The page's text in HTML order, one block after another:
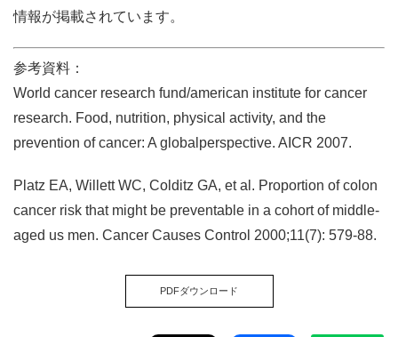
情報が掲載されています。
参考資料：
World cancer research fund/american institute for cancer
research. Food, nutrition, physical activity, and the
prevention of cancer: A globalperspective. AICR 2007.
Platz EA, Willett WC, Colditz GA, et al. Proportion of colon
cancer risk that might be preventable in a cohort of middle-
aged us men. Cancer Causes Control 2000;11(7): 579-88.
PDFダウンロード